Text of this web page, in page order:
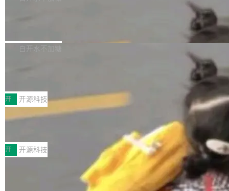
个主 agent 循环，外加一组后台 agent。这些后
库，并将作为transport接入Mooncake TENT。
MPComm将作为一种传输引擎接入Mooncake T
ENT，实现零拷贝传输性能提升30%、非零拷贝
传输性能最高提升5倍。UCL-MPComm底层基
于自研UCL-Engine通信引擎，后续腾讯网平将
持续开源更多基于UCL-Engine的高性能通信组
件。 腾讯网平团队在UCL-MPComm中实现了一
个独立于业务线程的全局通信引擎（Engine），
白开水不加糖
型案例入选名单》，深信服“面向企业研发场景的
开源 AI 编程平台 CoStrict 应用”凭借卓越的技术
创新与落地成效成功入选。 全链路私有化部署，
助力企业AI研发安全落地 当前，越来越多企业已
经开始引入 AI Coding 工具，通过调用公有云模
型或企业内部部署模型提升研发效率。但随着 AI
Coding 从个人辅助工具逐步走向团队级、组织
级应用，企业在规模化落地过程中，对安全性、
开 开源科技
深信服AI算力网关入选工信部人工智能
前不久，工业和信息化部正式发布《2025年人工
智能应用典型案例名单》，集中展示人工智能在
各领域的应用成果，覆盖技术底座、行业赋能、
产品应用、支撑保障、专题等五大方向。深信服
AI算力网关（AI创新平台）成功入选！ 随着各行
开 开源科技
Jeff Dean 离开 Google：一个时代的结
束，一个实验室的开始
Google 员工编号 20。MapReduce 作者之一。